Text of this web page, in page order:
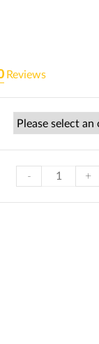
Reviews
- +